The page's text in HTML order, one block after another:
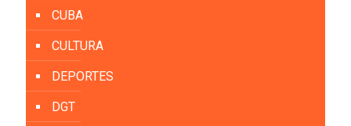
CUBA
CULTURA
DEPORTES
DGT